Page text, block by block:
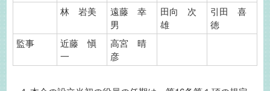
林 岩美
遠藤 幸
男
田向 次
雄
引田 喜
徳
監事
近藤 愼
一
高宮 晴
彦